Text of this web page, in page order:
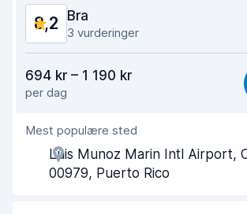
Bilens tilstand
8,2 Bra
3 vurderinger
Enkel å finne
Hjelp og service
Tid brukt på henting
694 kr – 1 190 kr
per dag
Mest populære sted
Luis Munoz Marin Intl Airport,
00979, Puerto Rico